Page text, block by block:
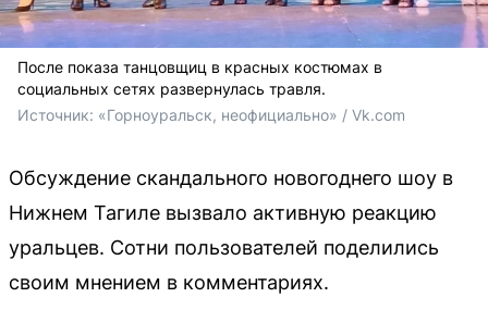
После показа танцовщиц в красных костюмах в
социальных сетях развернулась травля.
Источник: «Горноуральск, неофициально» / Vk.com
Обсуждение скандального новогоднего шоу в
Нижнем Тагиле вызвало активную реакцию
уральцев. Сотни пользователей поделились
своим мнением в комментариях.